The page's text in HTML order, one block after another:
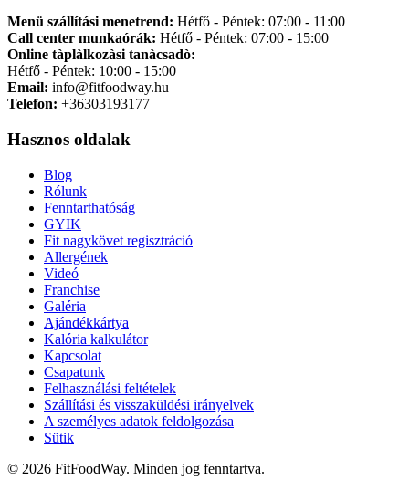
Menü szállítási menetrend: Hétfő - Péntek: 07:00 - 11:00
Call center munkaórák: Hétfő - Péntek: 07:00 - 15:00
Online tàplàlkozàsi tanàcsadò:
Hétfő - Péntek: 10:00 - 15:00
Email: info@fitfoodway.hu
Telefon: +36303193177
Hasznos oldalak
Blog
Rólunk
Fenntarthatóság
GYIK
Fit nagykövet regisztráció
Allergének
Videó
Franchise
Galéria
Ajándékkártya
Kalória kalkulátor
Kapcsolat
Csapatunk
Felhasználási feltételek
Szállítási és visszaküldési irányelvek
A személyes adatok feldolgozása
Sütik
© 2026 FitFoodWay. Minden jog fenntartva.